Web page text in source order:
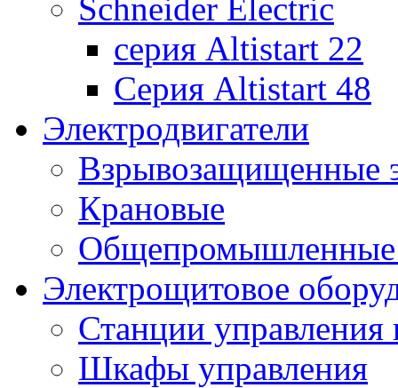
Schneider Electric
серия Altistart 22
Серия Altistart 48
Электродвигатели
Взрывозащищенные
Крановые
Общепромышленные
Электрощитовое
Станции управления
Шкафы управления